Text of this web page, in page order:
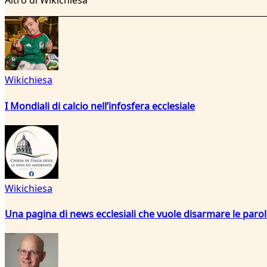
Wikichiesa
I Mondiali di calcio nell’infosfera ecclesiale
Wikichiesa
Una pagina di news ecclesiali che vuole disarmare le